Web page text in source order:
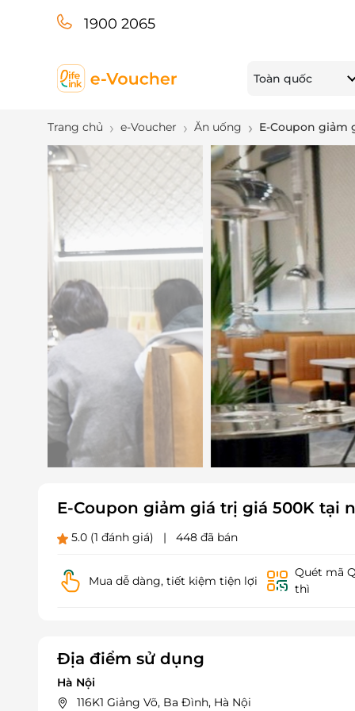
1900 2065
Toàn quốc
Trang chủ e-Voucher Ăn uống E-Coupon giảm
E-Coupon giảm giá trị giá 500K tại
5.0 (1 đánh giá) | 448 đã bán
Mua dễ dàng, tiết kiệm tiện lợi
Quét mã
thì
Địa điểm sử dụng
Hà Nội
116K1 Giảng Võ, Ba Đình, Hà Nội